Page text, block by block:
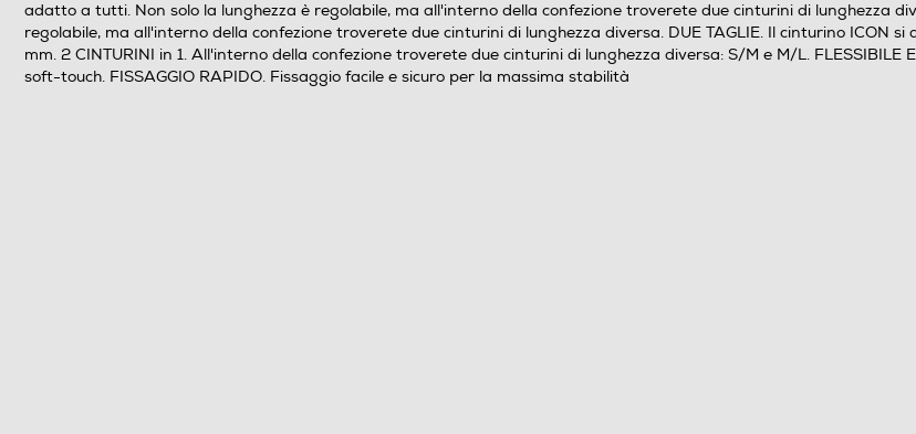
adatto a tutti. Non solo la lunghezza è regolabile, ma all'interno della confezione troverete due cinturini di lunghezza
regolabile, ma all'interno della confezione troverete due cinturini di lunghezza diversa. DUE TAGLIE. Il cinturino
mm. 2 CINTURINI in 1. All'interno della confezione troverete due cinturini di lunghezza diversa: S/M e M/L. FLESSIBILE
soft-touch. FISSAGGIO RAPIDO. Fissaggio facile e sicuro per la massima stabilità